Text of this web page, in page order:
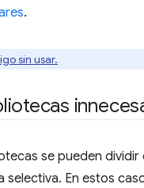
.
sin usar.
se pueden dividir
selectiva. En estos